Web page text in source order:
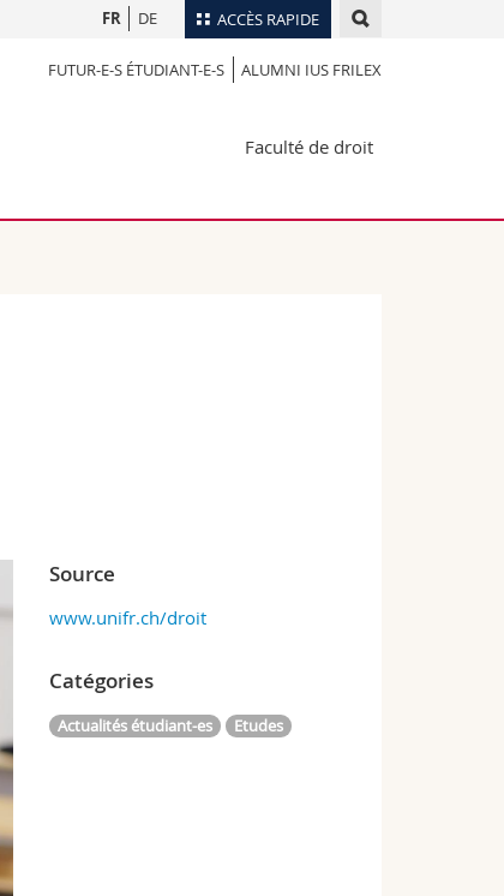
ACCÈS RAPIDE
Annuaire du personnel
Programme des cours
FR DE
FUTUR-E-S ÉTUDIANT-E-S ALUMNI IUS FRILEX
Faculté de droit
Source
www.unifr.ch/droit
Catégories
Actualités étudiant-es Etudes